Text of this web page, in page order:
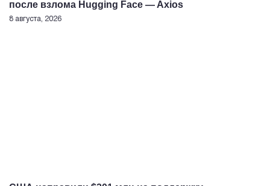
после взлома Hugging Face — Axios
8 августа, 2026